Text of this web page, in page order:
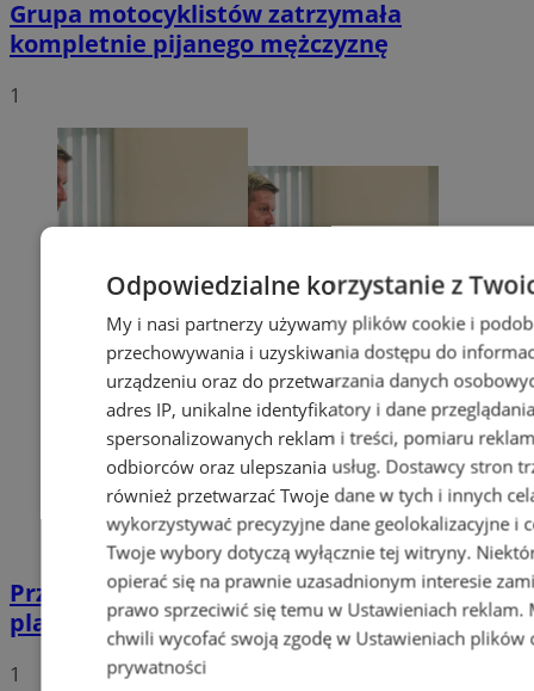
Grupa motocyklistów zatrzymała
kompletnie pijanego mężczyznę
1
Przyszłość Wodzisławia Śląskiego:
planowane inwestycje na 2025 rok
1
Odpowiedzialne korzystanie z
My i nasi partnerzy używamy plików cookie i
przechowywania i uzyskiwania dostępu do
urządzeniu oraz do przetwarzania danych
adres IP, unikalne identyfikatory i dane
spersonalizowanych reklam i treści, pomiaru
odbiorców oraz ulepszania usług. Dostawcy stron
również przetwarzać Twoje dane w tych i innych
wykorzystywać precyzyjne dane geolokalizacyjne i
Twoje wybory dotyczą wyłącznie tej witryny.
opierać się na prawnie uzasadnionym interesie
prawo sprzeciwić się temu w Ustawieniach reklam.
chwili wycofać swoją zgodę w Ustawieniach plików
prywatności